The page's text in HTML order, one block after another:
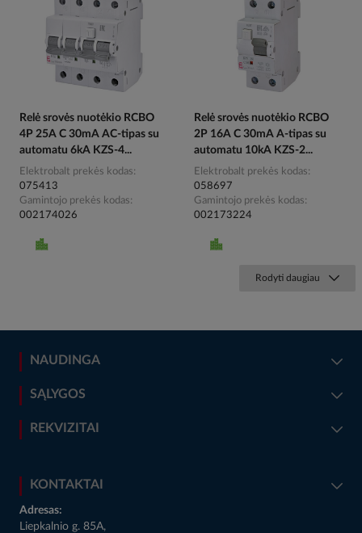
Relė srovės nuotėkio RCBO
4P 25A C 30mA AC-tipas su
automatu 6kA KZS-4...
Elektrobalt prekės kodas
075413
Gamintojo prekės kodas
002174026
Relė srovės nuotėkio RCBO
2P 16A C 30mA A-tipas su
automatu 10kA KZS-2...
Elektrobalt prekės kodas
058697
Gamintojo prekės kodas
002173224
Rodyti daugiau
NAUDINGA
SĄLYGOS
REKVIZITAI
KONTAKTAI
Adresas:
Liepkalnio g. 85A,